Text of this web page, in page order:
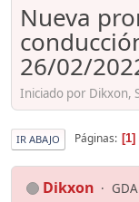
Nueva
26/02/
Iniciado por Dikxon,
IR ABAJO Páginas 1
Dikxon GDA